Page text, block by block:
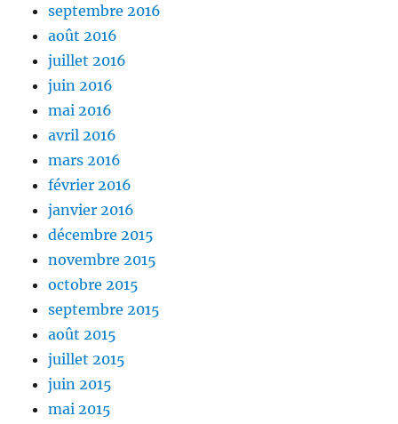
septembre 2016
août 2016
juillet 2016
juin 2016
mai 2016
avril 2016
mars 2016
février 2016
janvier 2016
décembre 2015
novembre 2015
octobre 2015
septembre 2015
août 2015
juillet 2015
juin 2015
mai 2015